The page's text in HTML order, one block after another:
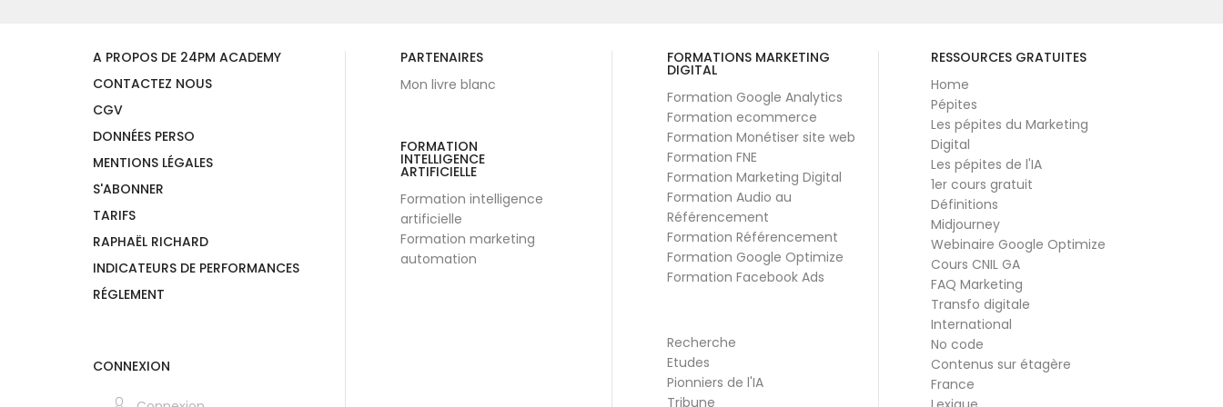
A PROPOS DE 24PM ACADEMY
CONTACTEZ NOUS
CGV
DONNÉES PERSO
MENTIONS LÉGALES
S'ABONNER
TARIFS
RAPHAËL RICHARD
INDICATEURS DE PERFORMANCES
RÉGLEMENT
CONNEXION
PARTENAIRES
Mon livre blanc
FORMATION
INTELLIGENCE
ARTIFICIELLE
Formation intelligence
artificielle
Formation marketing
automation
FORMATIONS MARKETING
DIGITAL
Formation Google Analytics
Formation ecommerce
Formation Monétiser site web
Formation FNE
Formation Marketing Digital
Formation Audio au
Référencement
Formation Référencement
Formation Google Optimize
Formation Facebook Ads
Recherche
Etudes
Pionniers de l'IA
Tribune
RESSOURCES GRATUITES
Home
Pépites
Les pépites du Marketing
Digital
Les pépites de l'IA
1er cours gratuit
Définitions
Midjourney
Webinaire Google Optimize
Cours CNIL GA
FAQ Marketing
Transfo digitale
International
No code
Contenus sur étagère
France